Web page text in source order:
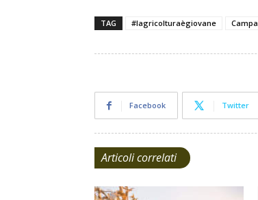
TAG #lagricolturaègiovane
Facebook Twitter
Articoli correlati